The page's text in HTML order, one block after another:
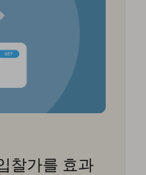
찰가를 효과